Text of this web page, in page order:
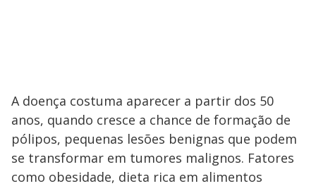
A doença costuma aparecer a partir dos 50
anos, quando cresce a chance de formação de
pólipos, pequenas lesões benignas que podem
se transformar em tumores malignos. Fatores
como obesidade, dieta rica em alimentos